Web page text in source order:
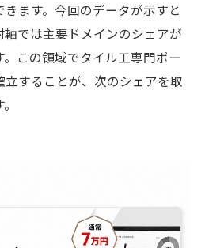
ます。今回のデータが示すと
では主要ドメインのシェアが
この領域でタイル工専門ポー
することが、次のシェアを取